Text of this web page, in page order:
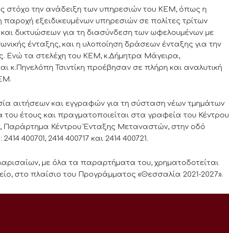
στόχο την ανάδειξη των υπηρεσιών του ΚΕΜ, όπως η
εξειδικευμένων υπηρεσιών σε πολίτες τρίτων
δικτυώσεων για τη διασύνδεση των ωφελουμένων με
ένταξης, και η υλοποίηση δράσεων ένταξης για την
Ενώ τα στελέχη του ΚΕΜ, κ.Δήμητρα Μάγειρα,
κ.Πηνελόπη Τσιντίκη προέβησαν σε πλήρη και αναλυτική
αιτήσεων και εγγραφών για τη σύσταση νέων τμημάτων
του έτους και πραγματοποιείται στα γραφεία του Κέντρου
Παράρτημα Κέντρου Ένταξης Μεταναστών, στην οδό
400701, 2414 400717 και 2414 400721.
με όλα τα παραρτήματα του, χρηματοδοτείται
στο πλαίσιο του Προγράμματος «Θεσσαλία 2021-2027».